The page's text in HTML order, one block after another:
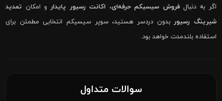
اگر به دنبالفروش سیسیکم حرفه‌ای، اکانت رسیور پایدارو امکان تمدید
شیرینگ رسیوربدون دردسر هستید، سوپر سیسیکم انتخابی مطمئن برای
استفاده بلندمدت خواهد بود.
سوالات متداول